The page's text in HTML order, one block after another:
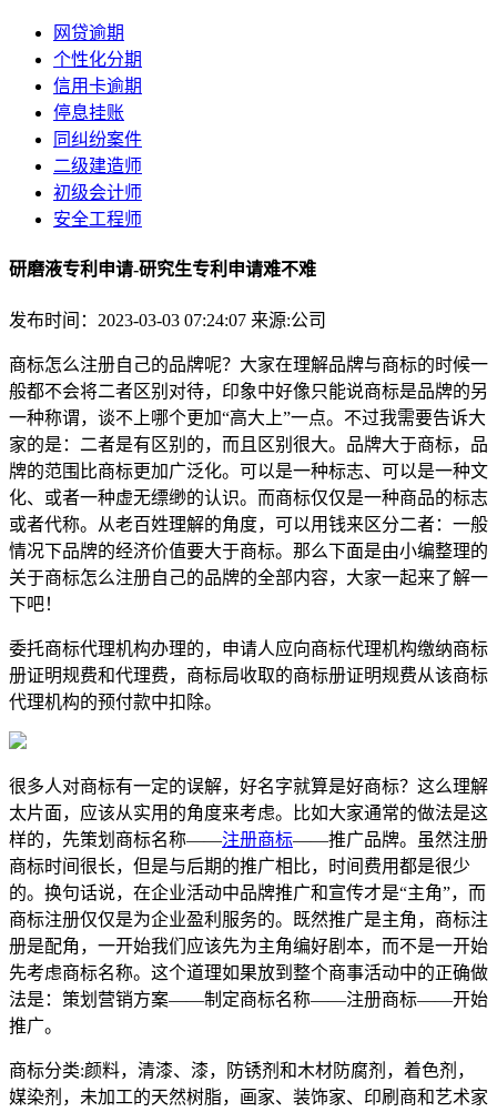
网贷逾期
个性化分期
信用卡逾期
停息挂账
同纠纷案件
二级建造师
初级会计师
安全工程师
研磨液专利申请-研究生专利申请难不难
发布时间：2023-03-03 07:24:07 来源:公司
商标怎么注册自己的品牌呢？大家在理解品牌与商标的时候一
般都不会将二者区别对待，印象中好像只能说商标是品牌的另
一种称谓，谈不上哪个更加“高大上”一点。不过我需要告诉大
家的是：二者是有区别的，而且区别很大。品牌大于商标，品
牌的范围比商标更加广泛化。可以是一种标志、可以是一种文
化、或者一种虚无缥缈的认识。而商标仅仅是一种商品的标志
或者代称。从老百姓理解的角度，可以用钱来区分二者：一般
情况下品牌的经济价值要大于商标。那么下面是由小编整理的
关于商标怎么注册自己的品牌的全部内容，大家一起来了解一
下吧！
委托商标代理机构办理的，申请人应向商标代理机构缴纳商标
册证明规费和代理费，商标局收取的商标册证明规费从该商标
代理机构的预付款中扣除。
很多人对商标有一定的误解，好名字就算是好商标？这么理解
太片面，应该从实用的角度来考虑。比如大家通常的做法是这
样的，先策划商标名称——注册商标——推广品牌。虽然注册
商标时间很长，但是与后期的推广相比，时间费用都是很少
的。换句话说，在企业活动中品牌推广和宣传才是“主角”，而
商标注册仅仅是为企业盈利服务的。既然推广是主角，商标注
册是配角，一开始我们应该先为主角编好剧本，而不是一开始
先考虑商标名称。这个道理如果放到整个商事活动中的正确做
法是：策划营销方案——制定商标名称——注册商标——开始
推广。
商标分类:颜料，清漆、漆，防锈剂和木材防腐剂，着色剂，
媒染剂，未加工的天然树脂，画家、装饰家、印刷商和艺术家